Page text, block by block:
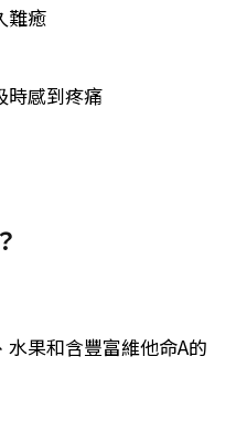
難癒
時感到疼痛
果和含豐富維他命A的